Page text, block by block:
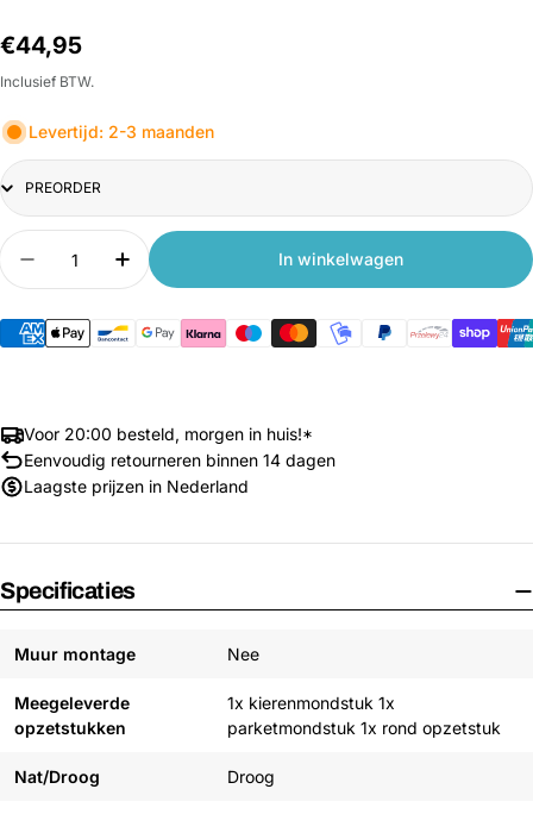
Normale
prijs
€44,95
Inclusief BTW.
Levertijd: 2-3 maanden
Title
Aantal
Aantal verlagen voor Xiaomi Deerma Vacuum
Aantal verhogen voor Xiaomi Deerma
In winkelwagen
Voor 20:00 besteld, morgen in huis!*
Eenvoudig retourneren binnen 14 dagen
Laagste prijzen in Nederland
Specificaties
Muur montage Nee
Meegeleverde
opzetstukken
1x kierenmondstuk 1x
parketmondstuk 1x rond opzetstuk
Nat/Droog Droog